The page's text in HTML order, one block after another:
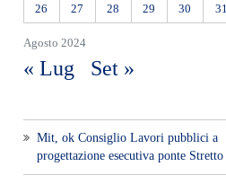
Agosto 2024
26 27 28 29 30 31
« Lug Set »
Mit, ok Consiglio Lavori pubblici a
progettazione esecutiva ponte Stretto